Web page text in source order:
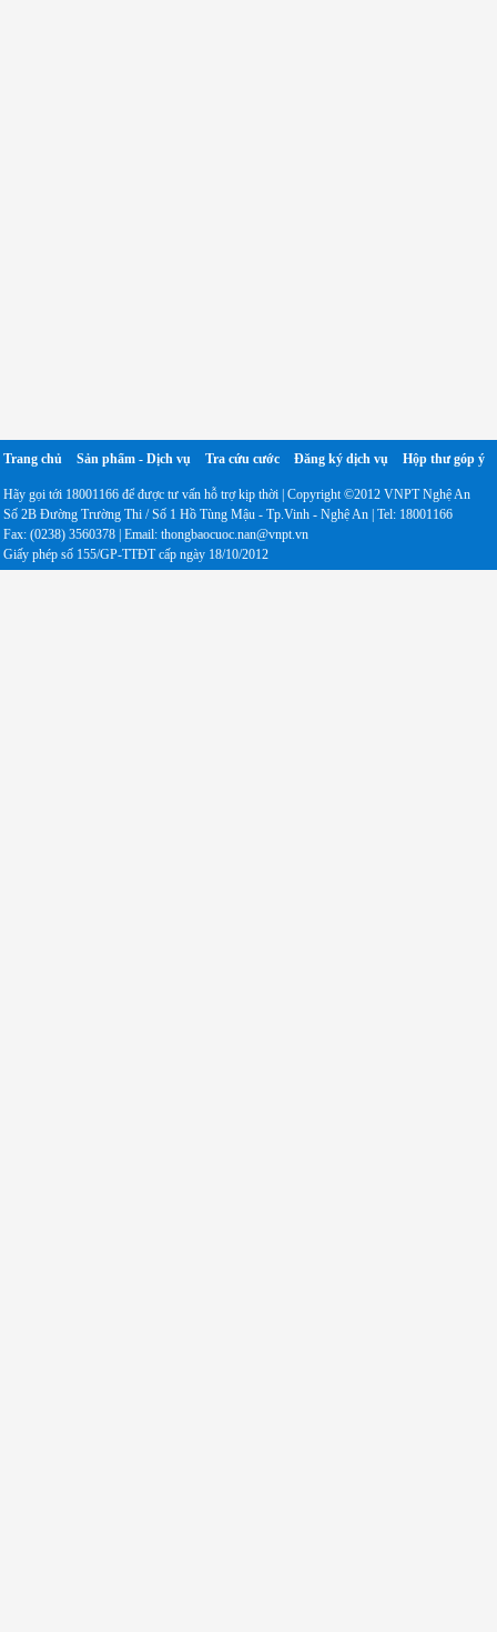
Trang chủ Sản phẩm - Dịch vụ Tra cứu cước Đăng ký dịch vụ Hộp thư góp ý
Hãy gọi tới 18001166 để được tư vấn hỗ trợ kịp thời | Copyright ©2012 VNPT Nghệ An
Số 2B Đường Trường Thi / Số 1 Hồ Tùng Mậu - Tp.Vinh - Nghệ An | Tel: 18001166
Fax: (0238) 3560378 | Email: thongbaocuoc.nan@vnpt.vn
Giấy phép số 155/GP-TTĐT cấp ngày 18/10/2012